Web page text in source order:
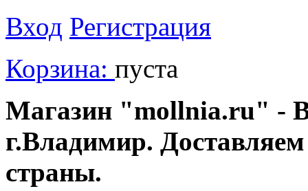
Вход Регистрация
Корзина: пуста
Магазин "mollnia.ru" -
г.Владимир.
страны.